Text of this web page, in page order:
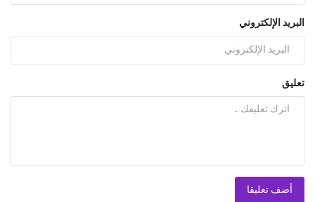
البريد الإلكتروني
تعليق
أضف تعليقا